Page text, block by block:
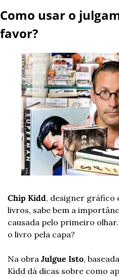
Como usar o
favor?
Chip Kidd, designer gráfico
livros, sabe bem a
causada pelo primeiro
o livro pela capa?
Na obra Julgue Isto,
Kidd dá dicas sobre como